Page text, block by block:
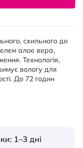
схильного до
алое вера,
Технологія,
вологу для
До 72 годин
1–3 дні